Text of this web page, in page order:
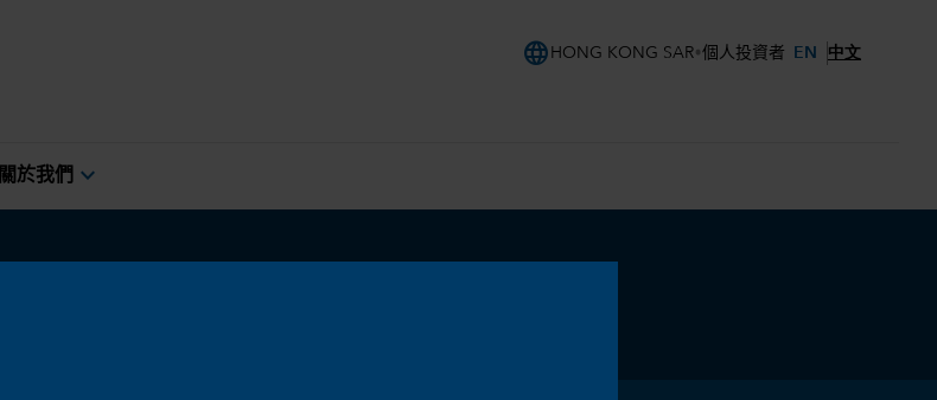
language HONG KONG SAR 個人投資者 EN 中文
關於我們 expand_more